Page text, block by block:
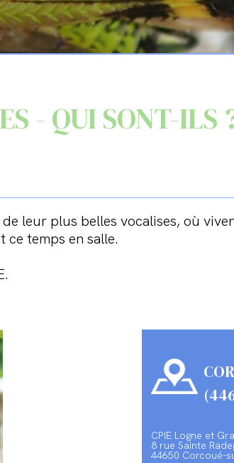
- QUI SONT-ILS
leur plus belles vocalises, où
ce temps en salle.
CPIE Logne et
8 rue Sainte
44650 Corcoué-